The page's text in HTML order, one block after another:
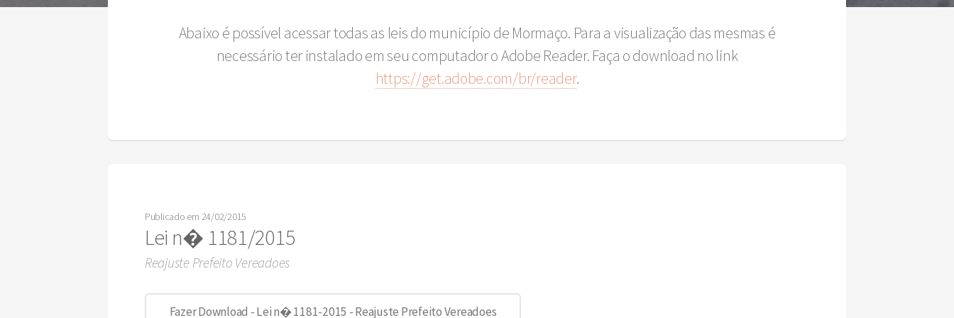
Abaixo é possível acessar todas as leis do município de Mormaço. Para a visualização das mesmas é
necessário ter instalado em seu computador o Adobe Reader. Faça o download no link
https://get.adobe.com/br/reader.
Publicado em 24/02/2015
Lei n� 1181/2015
Reajuste Prefeito Vereadoes
Fazer Download - Lei n� 1181-2015 - Reajuste Prefeito Vereadoes